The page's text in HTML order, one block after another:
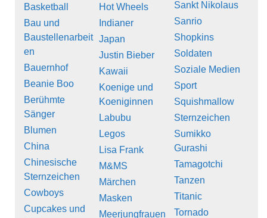
Basketball
Bau und
Baustellenarbeit
en
Bauernhof
Beanie Boo
Berühmte
Sänger
Blumen
China
Chinesische
Sternzeichen
Cowboys
Cupcakes und
Hot Wheels
Indianer
Japan
Justin Bieber
Kawaii
Koenige und
Koeniginnen
Labubu
Legos
Lisa Frank
M&MS
Märchen
Masken
Meerjungfrauen
Sankt Nikolaus
Sanrio
Shopkins
Soldaten
Soziale Medien
Sport
Squishmallow
Sternzeichen
Sumikko
Gurashi
Tamagotchi
Tanzen
Titanic
Tornado